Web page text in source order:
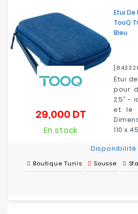
Etui
TooQ
Bleu
Étui
pour
2,5” -
et le
110 x
29,000 DTPrix
En stock
Disponibilité
Boutique Tunis Sousse